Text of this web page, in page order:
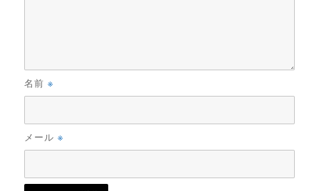
名前※
メール※